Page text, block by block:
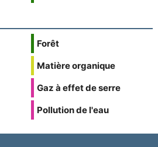
Forêt
Matière organique
Gaz à effet de serre
Pollution de l'eau